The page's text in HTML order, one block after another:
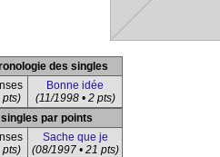
des singles
pts)
Bonne idée
(11/1998 • 2 pts)
par points
pts)
Sache que je
(08/1997 • 21 pts)